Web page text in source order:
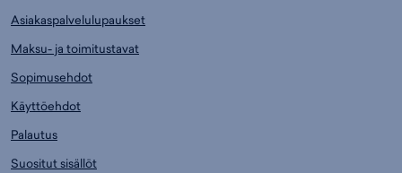
Asiakaspalvelulupaukset
Maksu- ja toimitustavat
Sopimusehdot
Käyttöehdot
Palautus
Suositut sisällöt